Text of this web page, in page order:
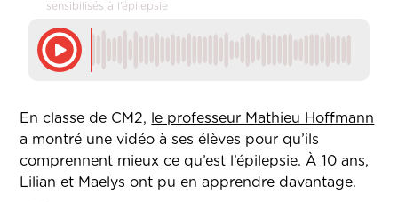
sensibilisés à l’épilepsie
En classe de CM2, le professeur Mathieu Hoffmann
a montré une vidéo à ses élèves pour qu’ils
comprennent mieux ce qu’est l’épilepsie. À 10 ans,
Lilian et Maelys ont pu en apprendre davantage.